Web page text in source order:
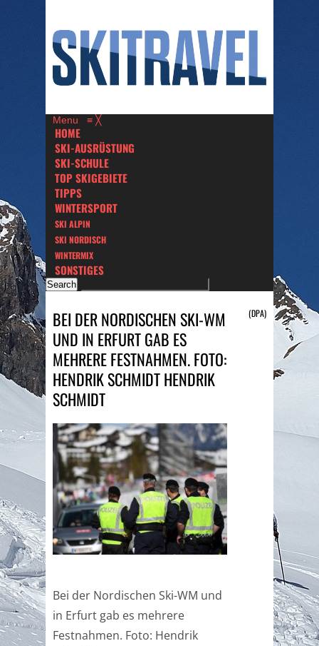
Menu ≡ ╳
HOME
SKI-AUSRÜSTUNG
SKI-SCHULE
TOP SKIGEBIETE
TIPPS
WINTERSPORT
SKI ALPIN
SKI NORDISCH
WINTERMIX
SONSTIGES
BEI DER NORDISCHEN SKI-WM
UND IN ERFURT GAB ES
MEHRERE FESTNAHMEN. FOTO:
HENDRIK SCHMIDT HENDRIK
SCHMIDT
(DPA)
Bei der Nordischen Ski-WM und
in Erfurt gab es mehrere
Festnahmen. Foto: Hendrik